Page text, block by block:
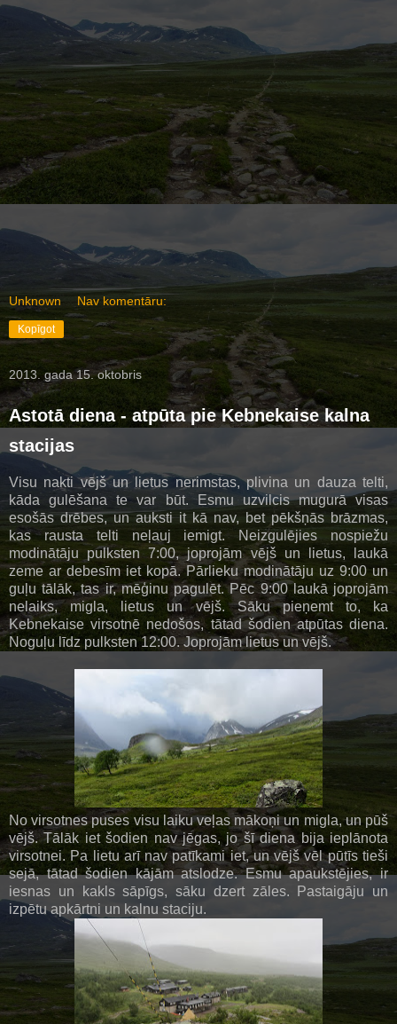
Unknown Nav komentāru:
Kopīgot
2013. gada 15. oktobris
Astotā diena - atpūta pie Kebnekaise kalna
stacijas
Visu nakti vējš un lietus nerimstas, plivina un dauza telti,
kāda gulēšana te var būt. Esmu uzvilcis mugurā visas
esošās drēbes, un auksti it kā nav, bet pēkšņās brāzmas,
kas rausta telti neļauj iemigt. Neizgulējies nospiežu
modinātāju pulksten 7:00, joprojām vējš un lietus, laukā
zeme ar debesīm iet kopā. Pārlieku modinātāju uz 9:00 un
guļu tālāk, tas ir, mēģinu pagulēt. Pēc 9:00 laukā joprojām
nelaiks, migla, lietus un vējš. Sāku pieņemt to, ka
Kebnekaise virsotnē nedošos, tātad šodien atpūtas diena.
Noguļu līdz pulksten 12:00. Joprojām lietus un vējš.
No virsotnes puses visu laiku veļas mākoņi un migla, un pūš
vējš. Tālāk iet šodien nav jēgas, jo šī diena bija ieplānota
virsotnei. Pa lietu arī nav patīkami iet, un vējš vēl pūtīs tieši
sejā, tātad šodien kājām atslodze. Esmu apaukstējies, ir
iesnas un kakls sāpīgs, sāku dzert zāles. Pastaigāju un
izpētu apkārtni un kalnu staciju.